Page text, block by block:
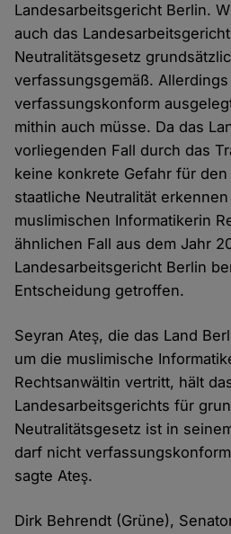
Landesarbeitsgericht Berlin.
auch das
Neutralitätsgesetz
verfassungsgemäß.
verfassungskonform
mithin auch müsse. Da das
vorliegenden Fall durch das
keine konkrete Gefahr für
staatliche Neutralität
muslimischen Informatikerin
ähnlichen Fall aus dem Jahr
Landesarbeitsgericht Berlin
Entscheidung getroffen.
Seyran Ateş, die das Land
um die muslimische
Rechtsanwältin vertritt, hält
Landesarbeitsgerichts für
Neutralitätsgesetz ist in
darf nicht
sagte Ateş.
Dirk Behrendt (Grüne),